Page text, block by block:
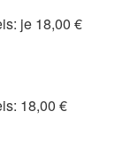
je 18,00 €
18,00 €